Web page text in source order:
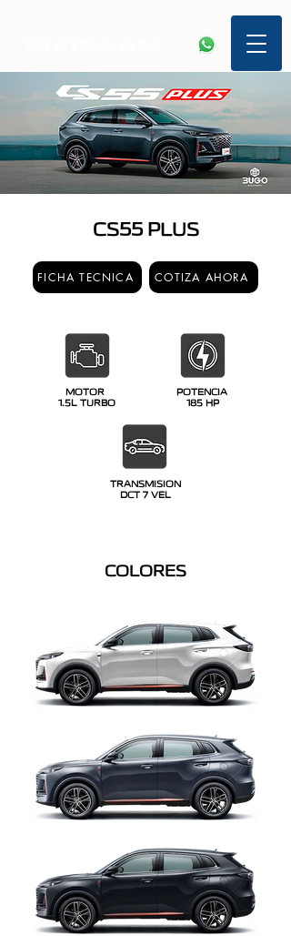
CS55 PLUS
FICHA TECNICA
MOTOR
1.5L TURBO
COTIZA AHORA
POTENCIA
185 HP
TRANSMISION
DCT 7 VEL
COLORES